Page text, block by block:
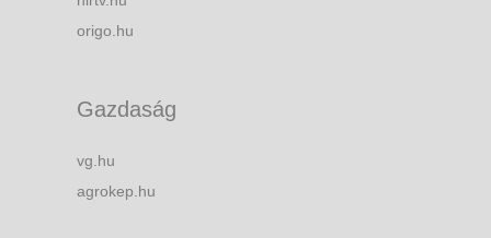
origo.hu
Gazdaság
vg.hu
agrokep.hu